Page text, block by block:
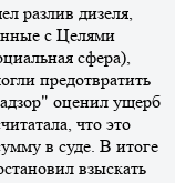
разлив дизеля,
с Целями
сфера),
предотвратить
оценил ущерб
что это
в суде. В итоге
взыскать